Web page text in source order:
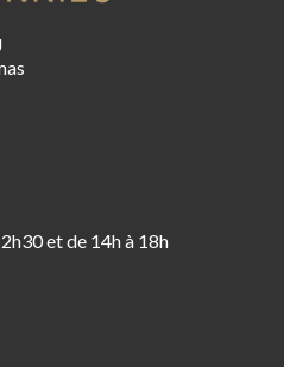
et de 14h à 18h